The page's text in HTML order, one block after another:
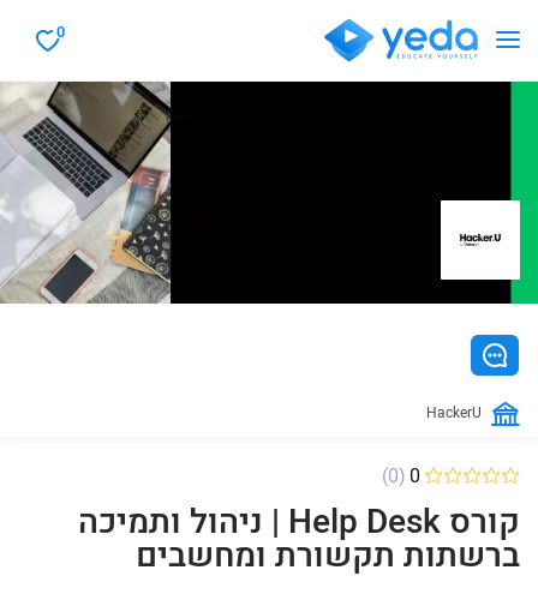
0
HackerU
(0) 0
קורס Help Desk | ניהול ותמיכה
ברשתות תקשורת ומחשבים